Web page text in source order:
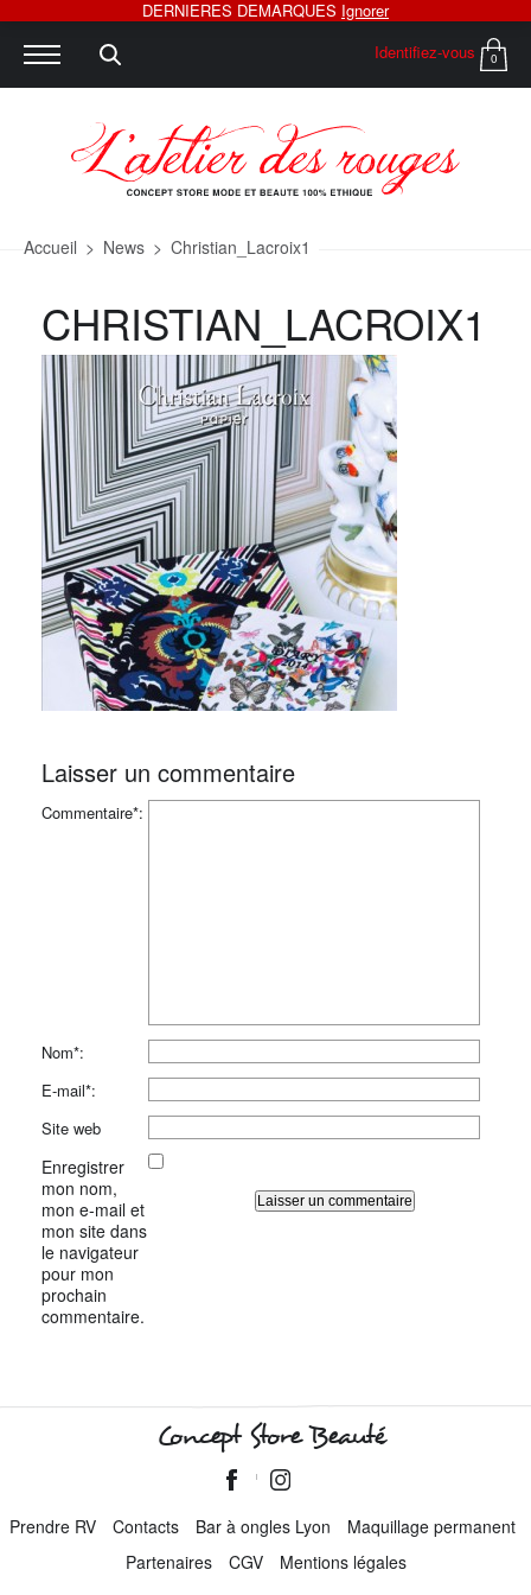
Identifiez-vous 0
Accueil > News > Christian_Lacroix1
CHRISTIAN_LACROIX1
Laisser un commentaire
Commentaire*:
Nom*:
E-mail*:
Site web
Enregistrer
mon nom,
mon e-mail et
mon site dans
le navigateur
pour mon
prochain
commentaire.
Concept Store Beauté
Prendre RV Contacts Bar à ongles Lyon
Maquillage permanent
Partenaires
CGV Mentions légales
DERNIERES DEMARQUES Ignorer